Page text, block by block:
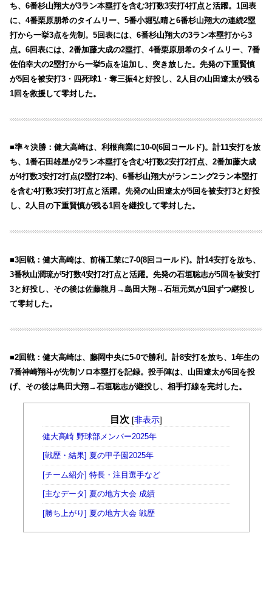
ち、6番杉山翔大が3ラン本塁打を含む3打数3安打4打点と活躍。1回表
に、4番栗原朋希のタイムリー、5番小堀弘晴と6番杉山翔大の連続2塁
打から一挙3点を先制。5回表には、6番杉山翔大の3ラン本塁打から3
点。6回表には、2番加藤大成の2塁打、4番栗原朋希のタイムリー、7番
佐伯幸大の2塁打から一挙5点を追加し、突き放した。先発の下重賢慎
が5回を被安打3・四死球1・奪三振4と好投し、2人目の山田遼太が残る
1回を救援して零封した。
■準々決勝：健大高崎は、利根商業に10-0(6回コールド)。計11安打を放
ち、1番石田雄星が2ラン本塁打を含む4打数2安打2打点、2番加藤大成
が4打数3安打2打点(2塁打2本)、6番杉山翔大がランニング2ラン本塁打
を含む4打数3安打3打点と活躍。先発の山田遼太が5回を被安打3と好投
し、2人目の下重賢慎が残る1回を継投して零封した。
■3回戦：健大高崎は、前橋工業に7-0(8回コールド)。計14安打を放ち、
3番秋山潤琉が5打数4安打2打点と活躍。先発の石垣聡志が5回を被安打
3と好投し、その後は佐藤龍月→島田大翔→石垣元気が1回ずつ継投し
て零封した。
■2回戦：健大高崎は、藤岡中央に5-0で勝利。計8安打を放ち、1年生の
7番神崎翔斗が先制ソロ本塁打を記録。投手陣は、山田遼太が6回を投
げ、その後は島田大翔→石垣聡志が継投し、相手打線を完封した。
目次 [非表示]
健大高崎 野球部メンバー2025年
[戦歴・結果] 夏の甲子園2025年
[チーム紹介] 特長・注目選手など
[主なデータ] 夏の地方大会 成績
[勝ち上がり] 夏の地方大会 戦歴